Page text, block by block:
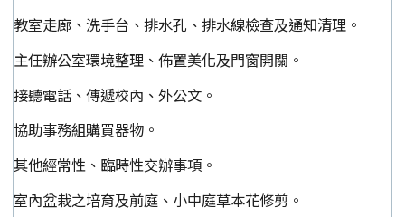
教室走廊、洗手台、排水孔、排水線檢查及通知清理。
主任辦公室環境整理、佈置美化及門窗開關。
接聽電話、傳遞校內、外公文。
協助事務組購買器物。
其他經常性、臨時性交辦事項。
室內盆栽之培育及前庭、小中庭草本花修剪。